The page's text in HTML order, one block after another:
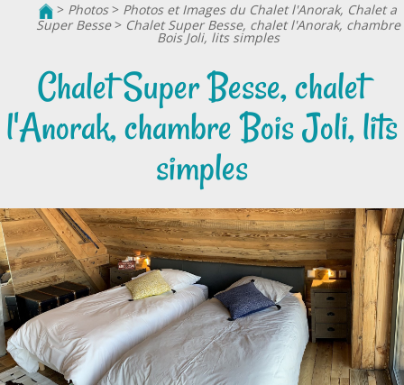
> Photos> Photos et Images du Chalet l'Anorak, Chalet a
Super Besse> Chalet Super Besse, chalet l'Anorak, chambre
Bois Joli, lits simples
Chalet Super Besse, chalet
l'Anorak, chambre Bois Joli, lits
simples